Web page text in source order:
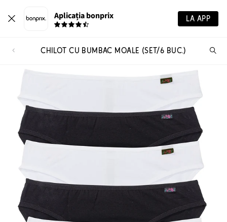
Aplicația bonprix LA APP
CHILOT CU BUMBAC MOALE (SET/6 BUC.)